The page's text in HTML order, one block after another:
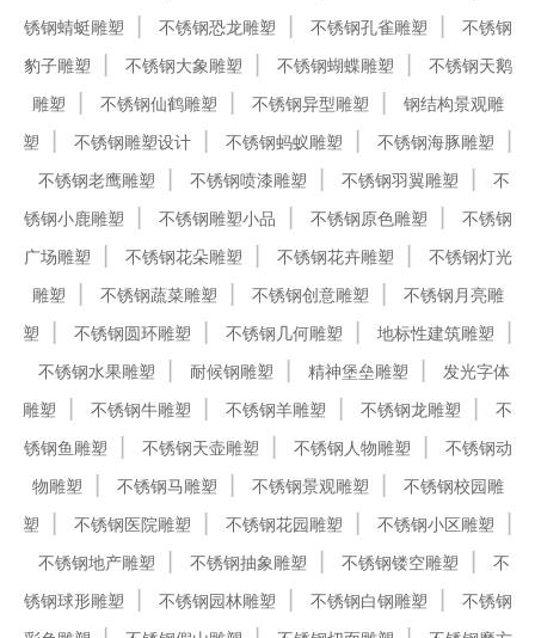
锈钢蜻蜓雕塑
不锈钢恐龙雕塑 不锈钢孔雀雕塑
不锈钢
豹子雕塑
不锈钢大象雕塑 不锈钢蝴蝶雕塑
不锈钢天鹅
雕塑
不锈钢仙鹤雕塑 不锈钢异型雕塑
钢结构景观雕
塑
不锈钢雕塑设计 不锈钢蚂蚁雕塑
不锈钢海豚雕塑
不锈钢老鹰雕塑
不锈钢喷漆雕塑 不锈钢羽翼雕塑
不
锈钢小鹿雕塑
不锈钢雕塑小品 不锈钢原色雕塑
不锈钢
广场雕塑
不锈钢花朵雕塑 不锈钢花卉雕塑
不锈钢灯光
雕塑
不锈钢蔬菜雕塑 不锈钢创意雕塑
不锈钢月亮雕
塑
不锈钢圆环雕塑 不锈钢几何雕塑
地标性建筑雕塑
不锈钢水果雕塑
耐候钢雕塑 精神堡垒雕塑
发光字体
雕塑
不锈钢牛雕塑 不锈钢羊雕塑 不锈钢龙雕塑
不
锈钢鱼雕塑
不锈钢天壶雕塑 不锈钢人物雕塑
不锈钢动
物雕塑
不锈钢马雕塑 不锈钢景观雕塑
不锈钢校园雕
塑
不锈钢医院雕塑 不锈钢花园雕塑
不锈钢小区雕塑
不锈钢地产雕塑
不锈钢抽象雕塑 不锈钢镂空雕塑
不
锈钢球形雕塑
不锈钢园林雕塑 不锈钢白钢雕塑
不锈钢